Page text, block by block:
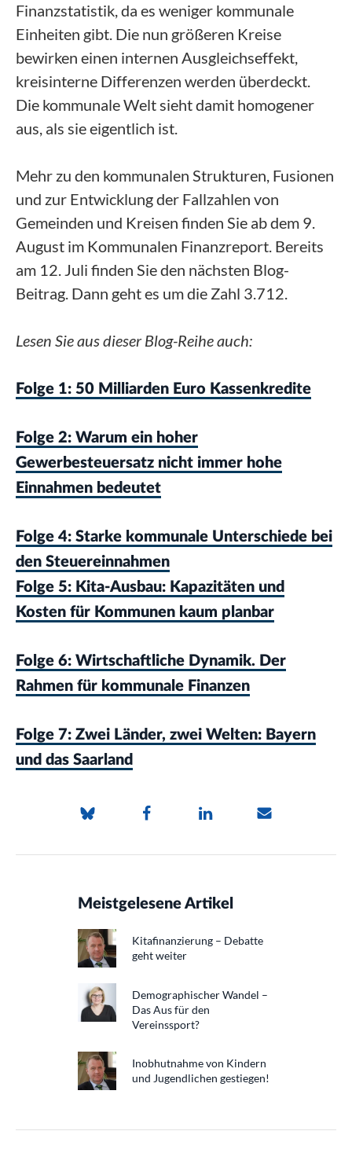
Finanzstatistik, da es weniger kommunale
Einheiten gibt. Die nun größeren Kreise
bewirken einen internen Ausgleichseffekt,
kreisinterne Differenzen werden überdeckt.
Die kommunale Welt sieht damit homogener
aus, als sie eigentlich ist.
Mehr zu den kommunalen Strukturen, Fusionen
und zur Entwicklung der Fallzahlen von
Gemeinden und Kreisen finden Sie ab dem 9.
August im Kommunalen Finanzreport. Bereits
am 12. Juli finden Sie den nächsten Blog-
Beitrag. Dann geht es um die Zahl 3.712.
Lesen Sie aus dieser Blog-Reihe auch:
Folge 1: 50 Milliarden Euro Kassenkredite
Folge 2: Warum ein hoher
Gewerbesteuersatz nicht immer hohe
Einnahmen bedeutet
Folge 4: Starke kommunale Unterschiede bei
den Steuereinnahmen
Folge 5: Kita-Ausbau: Kapazitäten und
Kosten für Kommunen kaum planbar
Folge 6: Wirtschaftliche Dynamik. Der
Rahmen für kommunale Finanzen
Folge 7: Zwei Länder, zwei Welten: Bayern
und das Saarland
Meistgelesene Artikel
Kitafinanzierung – Debatte
geht weiter
Demographischer Wandel –
Das Aus für den
Vereinssport?
Inobhutnahme von Kindern
und Jugendlichen gestiegen!